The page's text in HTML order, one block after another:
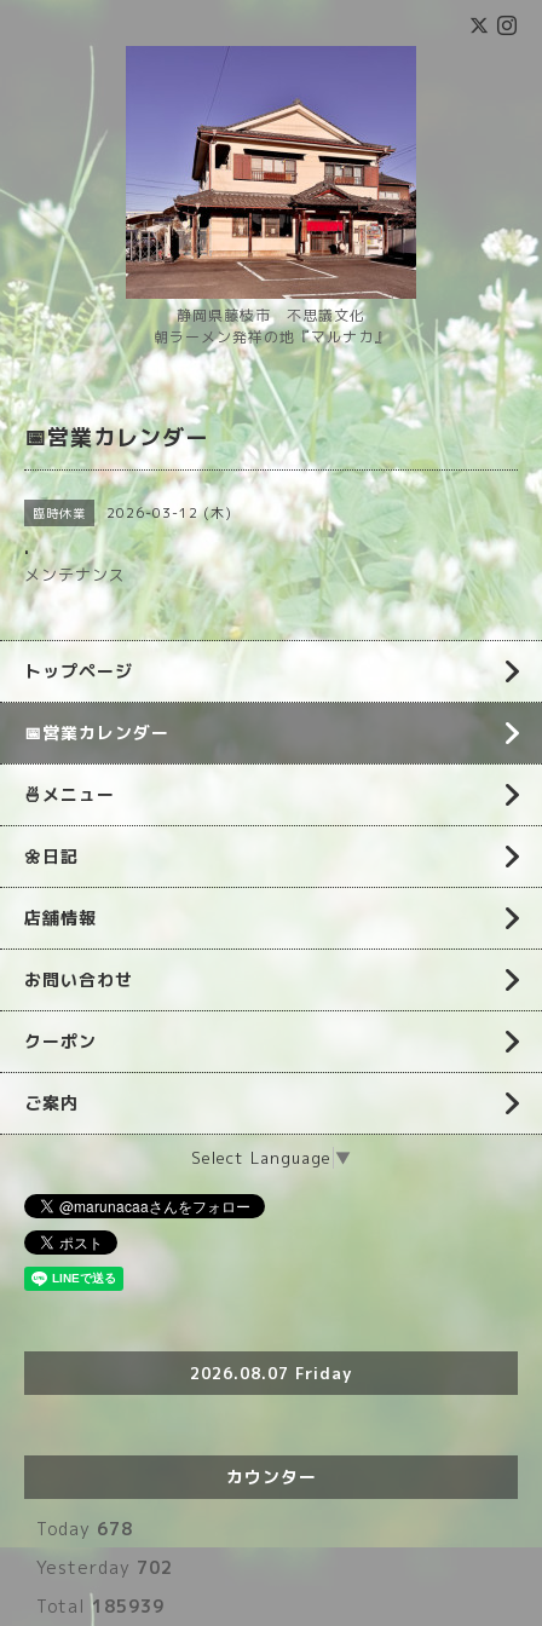
静岡県藤枝市 不思議文化
朝ラーメン発祥の地『マルナカ』
📅営業カレンダー
臨時休業 2026-03-12 (木)
.
メンテナンス
トップページ
📅営業カレンダー
🍜メニュー
🌼日記
店舗情報
お問い合わせ
クーポン
ご案内
Select Language ▼
2026.08.07 Friday
カウンター
Today 678
Yesterday 702
Total185939